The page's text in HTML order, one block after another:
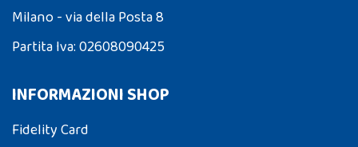
Milano - via della Posta 8
Partita Iva: 02608090425
INFORMAZIONI SHOP
Fidelity Card